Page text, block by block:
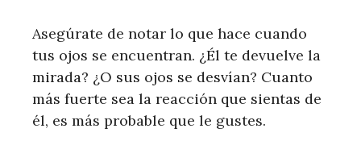
Asegúrate de notar lo que hace cuando
tus ojos se encuentran. ¿Él te devuelve la
mirada? ¿O sus ojos se desvían? Cuanto
más fuerte sea la reacción que sientas de
él, es más probable que le gustes.